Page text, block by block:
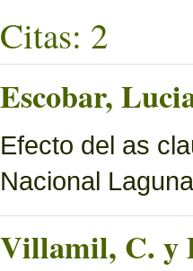
Citas: 2
Escobar,
Efecto del as
Nacional
Villamil, C. y